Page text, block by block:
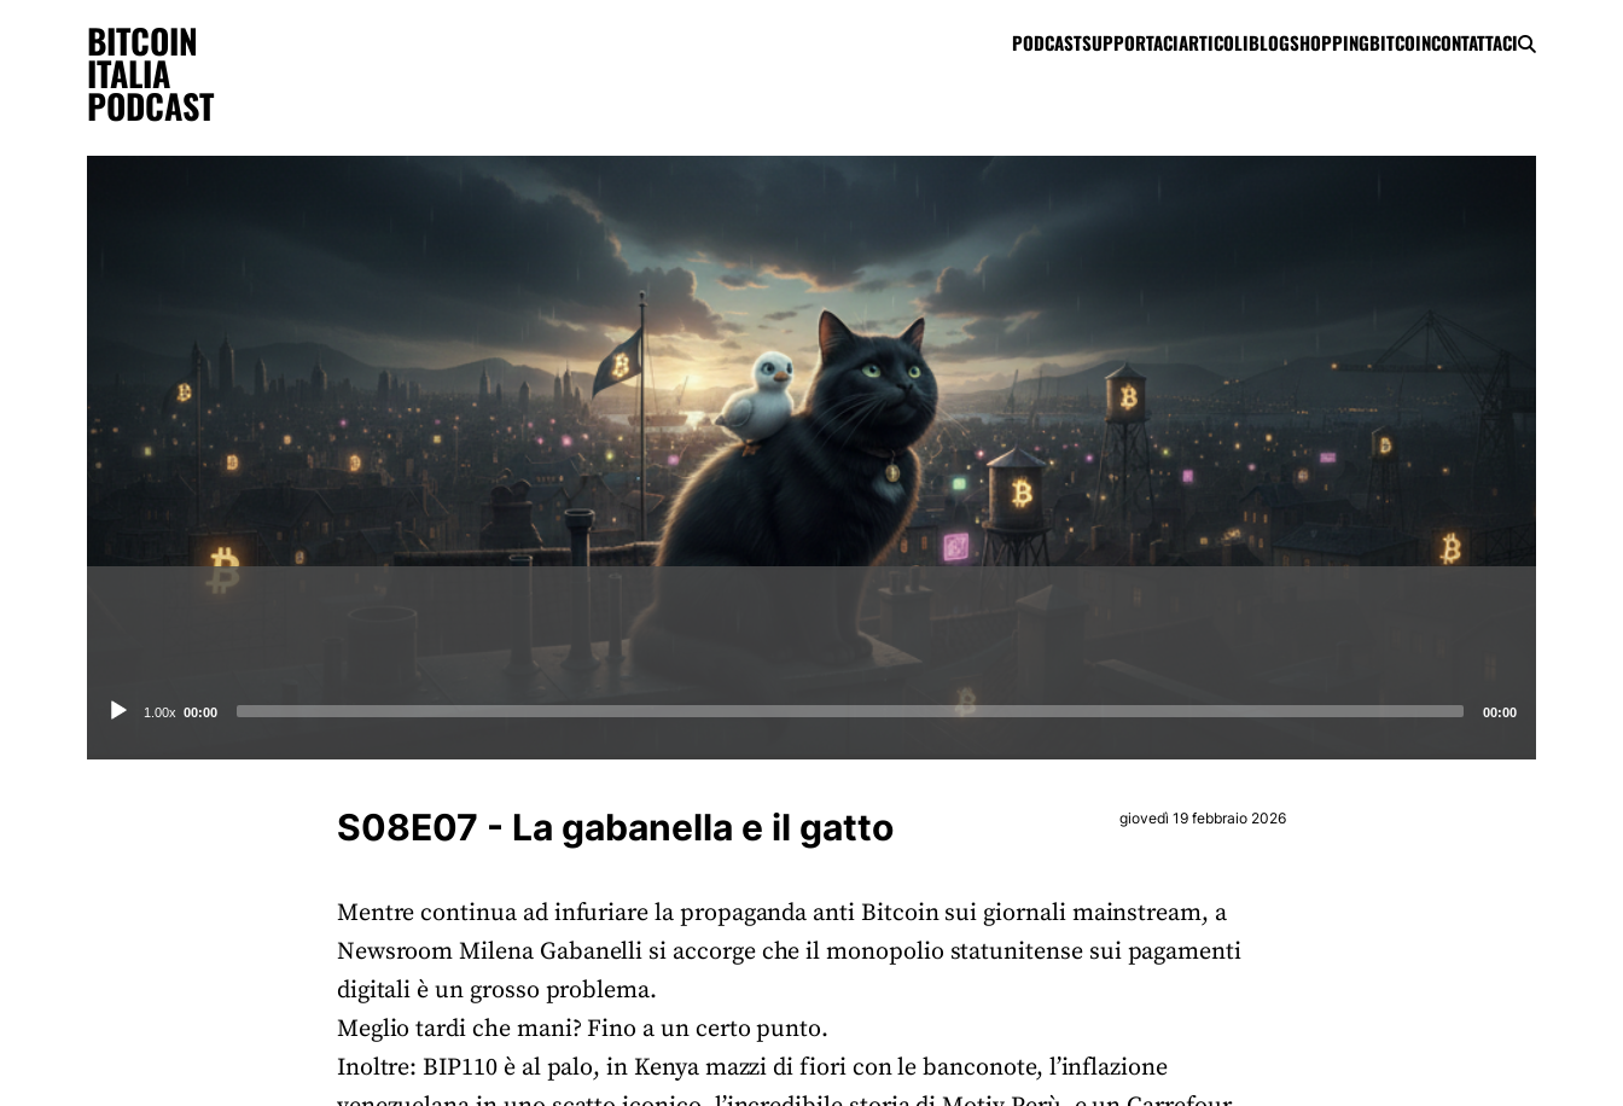
BITCOIN
ITALIA
PODCAST
PODCASTSUPPORTACIARTICOLIBLOGSHOPPINGBITCOINCONTATTACI
Audio
1.00x 00:00 00:00
S08E07 - La gabanella e il gatto giovedì 19 febbraio 2026
Mentre continua ad infuriare la propaganda anti Bitcoin sui giornali mainstream, a
Newsroom Milena Gabanelli si accorge che il monopolio statunitense sui pagamenti
digitali è un grosso problema.
Meglio tardi che mani? Fino a un certo punto.
Inoltre: BIP110 è al palo, in Kenya mazzi di fiori con le banconote, l’inflazione